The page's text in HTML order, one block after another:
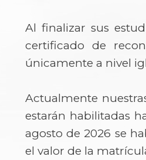
Al finalizar sus
certificado de
únicamente a nivel
Actualmente
estarán habilitadas
agosto de 2026 se
el valor de la